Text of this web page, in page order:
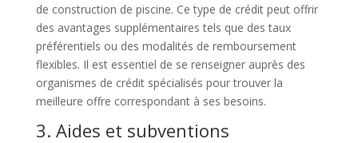
de construction de piscine. Ce type de crédit peut offrir
des avantages supplémentaires tels que des taux
préférentiels ou des modalités de remboursement
flexibles. Il est essentiel de se renseigner auprès des
organismes de crédit spécialisés pour trouver la
meilleure offre correspondant à ses besoins.
3. Aides et subventions